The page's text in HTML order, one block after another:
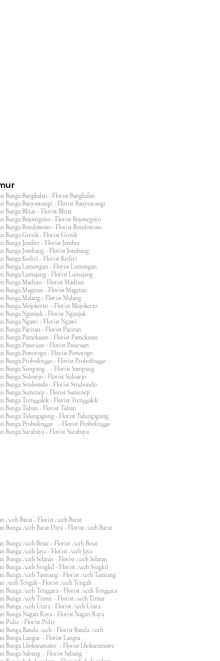
Bunga Bangkalan - Florist Bangkalan
Bunga Banyuwangi - Florist Banyuwangi
Bunga Blitar - Florist Blitar
Bunga Bojonegoro - Florist Bojonegoro
Bunga Bondowoso - Florist Bondowoso
Bunga Gresik - Florist Gresik
Bunga Jember - Florist Jember
Bunga Jombang - Florist Jombang
Bunga Kediri - Florist Kediri
Bunga Lamongan - Florist Lamongan
Bunga Lumajang - Florist Lumajang
Bunga Madiun - Florist Madiun
Bunga Magetan - Florist Magetan
Bunga Malang - Florist Malang
Bunga Mojokerto - Florist Mojokerto
Bunga Nganjuk - Florist Nganjuk
Bunga Ngawi - Florist Ngawi
Bunga Pacitan - Florist Pacitan
Bunga Pamekasan - Florist Pamekasan
Bunga Pasuruan - Florist Pasuruan
Bunga Ponorogo - Florist Ponorogo
Bunga Probolinggo - Florist Probolinggo
Bunga Sampang - Florist Sampang
Bunga Sidoarjo - Florist Sidoarjo
Bunga Situbondo - Florist Situbondo
Bunga Sumenep - Florist Sumenep
Bunga Trenggalek - Florist Trenggalek
Bunga Tuban - Florist Tuban
Bunga Tulungagung - Florist Tulungagung
Bunga Probolinggo - Florist Probolinggo
Bunga Surabaya - Florist Surabaya
Aceh Barat - Florist Aceh Barat
Bunga Aceh Barat Daya - Florist Aceh Barat
Bunga Aceh Besar - Florist Aceh Besar
Bunga Aceh Jaya - Florist Aceh Jaya
Bunga Aceh Selatan - Florist Aceh Selatan
Bunga Aceh Singkil - Florist Aceh Singkil
Bunga Aceh Tamiang - Florist Aceh Tamiang
Aceh Tengah - Florist Aceh Tengah
Bunga Aceh Tenggara - Florist Aceh Tenggara
Bunga Aceh Timur - Florist Aceh Timur
Bunga Aceh Utara - Florist Aceh Utara
Bunga Nagan Raya - Florist Nagan Raya
Pidie - Florist Pidie
Bunga Banda Aceh - Florist Banda Aceh
Bunga Langsa - Florist Langsa
Bunga Lhokseumawe - Florist Lhokseumawe
Bunga Sabang - Florist Sabang